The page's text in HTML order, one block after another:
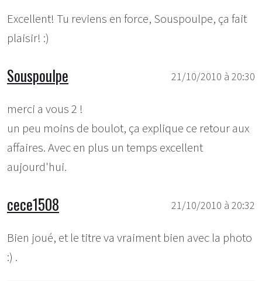
Excellent! Tu reviens en force, Souspoulpe, ça fait
plaisir! :)
21/10/2010 à 20:30
Souspoulpe
merci a vous 2 !
un peu moins de boulot, ça explique ce retour aux
affaires. Avec en plus un temps excellent
aujourd'hui.
21/10/2010 à 20:32
cece1508
Bien joué, et le titre va vraiment bien avec la photo
:) .